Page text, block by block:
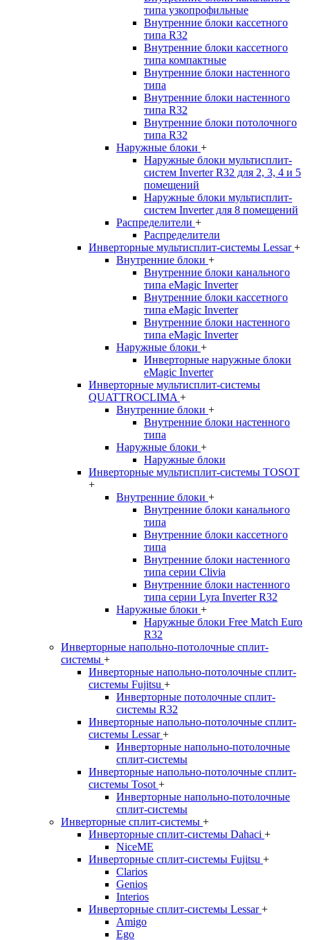
типа узкопрофильные
Внутренние блоки кассетного
типа R32
Внутренние блоки кассетного
типа компактные
Внутренние блоки настенного
типа
Внутренние блоки настенного
типа R32
Внутренние блоки потолочного
типа R32
Наружные блоки +
Наружные блоки мультисплит-
систем Inverter R32 для 2, 3, 4 и 5
помещений
Наружные блоки мультисплит-
систем Inverter для 8 помещений
Распределители +
Распределители
Инверторные мультисплит-системы Lessar+
Внутренние блоки +
Внутренние блоки канального
типа eMagic Inverter
Внутренние блоки кассетного
типа eMagic Inverter
Внутренние блоки настенного
типа eMagic Inverter
Наружные блоки +
Инверторные наружные блоки
eMagic Inverter
Инверторные мультисплит-системы
QUATTROCLIMA +
Внутренние блоки +
Внутренние блоки настенного
типа
Наружные блоки +
Наружные блоки
Инверторные мультисплит-системы TOSOT
+
Внутренние блоки +
Внутренние блоки канального
типа
Внутренние блоки кассетного
типа
Внутренние блоки настенного
типа серии Clivia
Внутренние блоки настенного
типа серии Lyra Inverter R32
Наружные блоки +
Наружные блоки Free Match Euro
R32
Инверторные напольно-потолочные сплит-
системы +
Инверторные напольно-потолочные сплит-
системы Fujitsu +
Инверторные потолочные сплит-
системы R32
Инверторные напольно-потолочные сплит-
системы Lessar+
Инверторные напольно-потолочные
сплит-системы
Инверторные напольно-потолочные сплит-
системы Tosot +
Инверторные напольно-потолочные
сплит-системы
Инверторные сплит-системы +
Инверторные сплит-системы Dahaci +
NiceME
Инверторные сплит-системы Fujitsu +
Clarios
Genios
Interios
Инверторные сплит-системы Lessar+
Amigo
Ego